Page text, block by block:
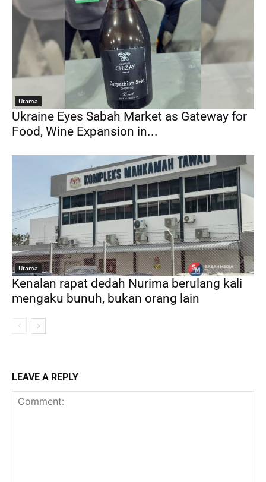
Utama
Ukraine Eyes Sabah Market as Gateway for
Food, Wine Expansion in...
Utama
Kenalan rapat dedah Nurima berulang kali
mengaku bunuh, bukan orang lain
LEAVE A REPLY